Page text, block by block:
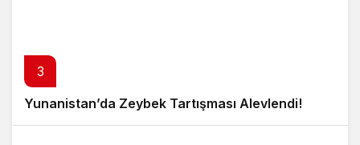
3
Yunanistan’da Zeybek Tartışması Alevlendi!